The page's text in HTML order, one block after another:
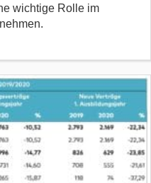
wichtige Rolle im